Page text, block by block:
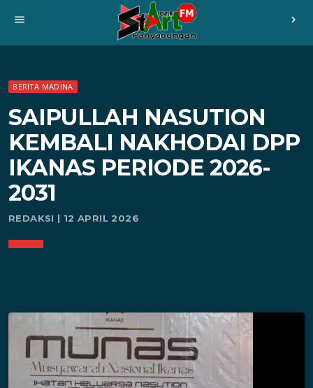
menu chevron_right
BERITA MADINA
SAIPULLAH NASUTION
KEMBALI NAKHODAI DPP
IKANAS PERIODE 2026-
2031
REDAKSI | 12 APRIL 2026